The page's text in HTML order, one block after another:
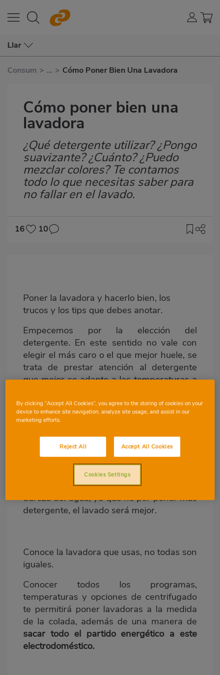
Llar
Consum > ... > Cómo Poner Bien Una Lavadora
Cómo poner bien una
lavadora
Subtítulo
¿Qué detergente utilizar? ¿Pongo
suavizante? ¿Cuánto? ¿Puedo
mezclar colores? Te contamos
todo lo que necesitas saber para
no fallar en el lavado.
16
10
Poner la lavadora y hacerlo bien, los
trucos y los tips que debes anotar.
Empecemos por la elección del
detergente. En este sentido no vale con
elegir el más caro o el que mejor huele, se
trata de prestar atención al detergente
que mejor se adapte a las temperaturas a
que se disuelva.
Si eres de los que suelen lavar con agua
fría, el mejordetergente será el líquido
Otra de las cuestiones a tener en cuenta y
que suele ser un fallo generalizado es que
es importante seguir las instrucciones de
los fabricantes en cuanto a cantidades y
dureza del agua, ya que no por poner más
detergente, el lavado será mejor.
Conoce la lavadora que usas, no todas son
iguales.
Conocer todos los programas,
temperaturas y opciones de centrifugado
te permitirá poner lavadoras a la medida
de la colada, además de una manera de
sacar todo el partido energético a este
electrodoméstico.
By clicking “Accept All Cookies”, you agree to the storing of cookies on your
device to enhance site navigation, analyze site usage, and assist in our
marketing efforts.
Reject All Accept All Cookies
Cookies Settings